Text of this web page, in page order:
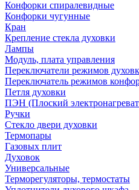
Конфорки спиралевидные
Конфорки чугунные
Кран
Крепление стекла духовки
Лампы
Модуль, плата управления
Переключатели режимов
Переключатель режимов
Петля духовки
ПЭН (Плоский
Ручки
Стекло двери духовки
Термопары
Газовых плит
Духовок
Универсальные
Терморегуляторы, термостаты